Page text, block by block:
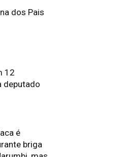
dos Pais
12
deputado
é
briga